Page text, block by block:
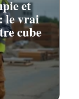
et
le vrai
cube